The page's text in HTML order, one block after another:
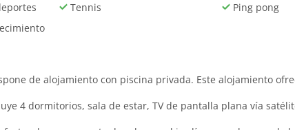
Tennis Ping pong
de alojamiento con piscina privada. Este alojamiento
4 dormitorios, sala de estar, TV de pantalla plana vía